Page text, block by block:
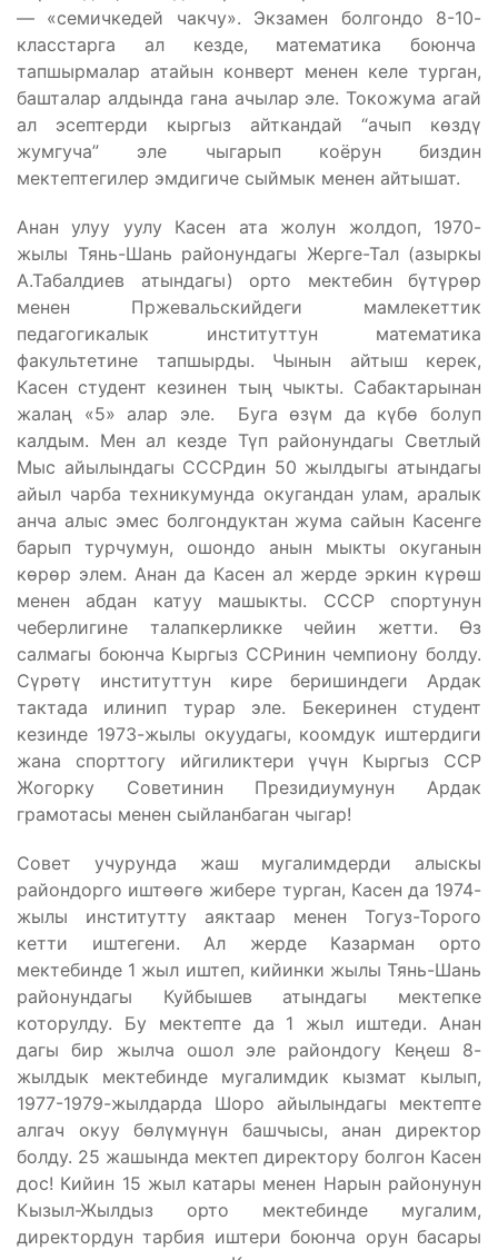
— «семичкедей чакчу». Экзамен болгондо 8-10-
класстарга ал кезде, математика боюнча
тапшырмалар атайын конверт менен келе турган,
башталар алдында гана ачылар эле. Токожума агай
ал эсептерди кыргыз айткандай “ачып көздү
жумгуча” эле чыгарып коёрун биздин
мектептегилер эмдигиче сыймык менен айтышат.
Анан улуу уулу Касен ата жолун жолдоп, 1970-
жылы Тянь-Шань районундагы Жерге-Тал (азыркы
А.Табалдиев атындагы) орто мектебин бүтүрөр
менен Пржевальскийдеги мамлекеттик
педагогикалык институттун математика
факультетине тапшырды. Чынын айтыш керек,
Касен студент кезинен тың чыкты. Сабактарынан
жалаң «5» алар эле. Буга өзүм да күбө болуп
калдым. Мен ал кезде Түп районундагы Светлый
Мыс айылындагы СССРдин 50 жылдыгы атындагы
айыл чарба техникумунда окугандан улам, аралык
анча алыс эмес болгондуктан жума сайын Касенге
барып турчумун, ошондо анын мыкты окуганын
көрөр элем. Анан да Касен ал жерде эркин күрөш
менен абдан катуу машыкты. СССР спортунун
чеберлигине талапкерликке чейин жетти. Өз
салмагы боюнча Кыргыз ССРинин чемпиону болду.
Сүрөтү институттун кире беришиндеги Ардак
тактада илинип турар эле. Бекеринен студент
кезинде 1973-жылы окуудагы, коомдук иштердиги
жана спорттогу ийгиликтери үчүн Кыргыз ССР
Жогорку Советинин Президиумунун Ардак
грамотасы менен сыйланбаган чыгар!
Совет учурунда жаш мугалимдерди алыскы
райондорго иштөөгө жибере турган, Касен да 1974-
жылы институтту аяктаар менен Тогуз-Торого
кетти иштегени. Ал жерде Казарман орто
мектебинде 1 жыл иштеп, кийинки жылы Тянь-Шань
районундагы Куйбышев атындагы мектепке
которулду. Бу мектепте да 1 жыл иштеди. Анан
дагы бир жылча ошол эле райондогу Кеңеш 8-
жылдык мектебинде мугалимдик кызмат кылып,
1977-1979-жылдарда Шоро айылындагы мектепте
алгач окуу бөлүмүнүн башчысы, анан директор
болду. 25 жашында мектеп директору болгон Касен
дос! Кийин 15 жыл катары менен Нарын районунун
Кызыл-Жылдыз орто мектебинде мугалим,
директордун тарбия иштери боюнча орун басары